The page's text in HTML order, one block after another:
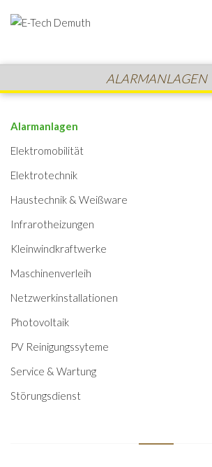
ALARMANLAGEN
Alarmanlagen
Elektromobilität
Elektrotechnik
Haustechnik & Weißware
Infrarotheizungen
Kleinwindkraftwerke
Maschinenverleih
Netzwerkinstallationen
Photovoltaik
PV Reinigungssyteme
Service & Wartung
Störungsdienst